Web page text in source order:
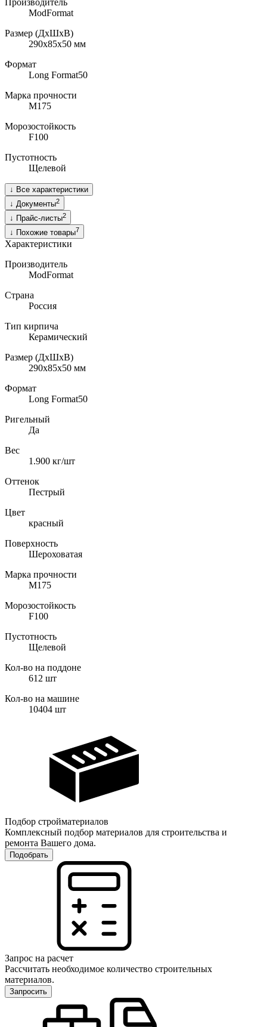
ModFormat
Размер (ДхШхВ)
290x85х50 мм
Формат
Long Format50
Марка прочности
M175
Морозостойкость
F100
Пустотность
Щелевой
↓ Все характеристики
↓ Документы2
↓ Прайс-листы2
↓ Похожие товары7
Характеристики
Производитель
ModFormat
Страна
Россия
Тип кирпича
Керамический
Размер (ДхШхВ)
290x85х50 мм
Формат
Long Format50
Ригельный
Да
Вес
1.900 кг/шт
Оттенок
Пестрый
Цвет
красный
Поверхность
Шероховатая
Марка прочности
M175
Морозостойкость
F100
Пустотность
Щелевой
Кол-во на поддоне
612 шт
Кол-во на машине
10404 шт
Подбор стройматериалов
Комплексный подбор материалов для строительства и
ремонта Вашего дома.
Подобрать
Запрос на расчет
Рассчитать необходимое количество строительных
материалов.
Запросить